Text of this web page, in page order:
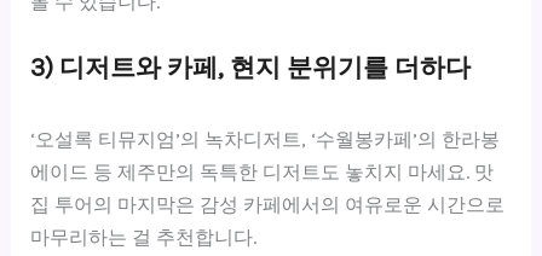
3) 디저트와 카페, 현지 분위기를 더하다
‘오설록 티뮤지엄’의 녹차디저트, ‘수월봉카페’의 한라봉
에이드 등 제주만의 독특한 디저트도 놓치지 마세요. 맛
집 투어의 마지막은 감성 카페에서의 여유로운 시간으로
마무리하는 걸 추천합니다.